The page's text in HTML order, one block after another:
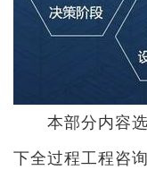
本部分内容选
下全过程工程咨